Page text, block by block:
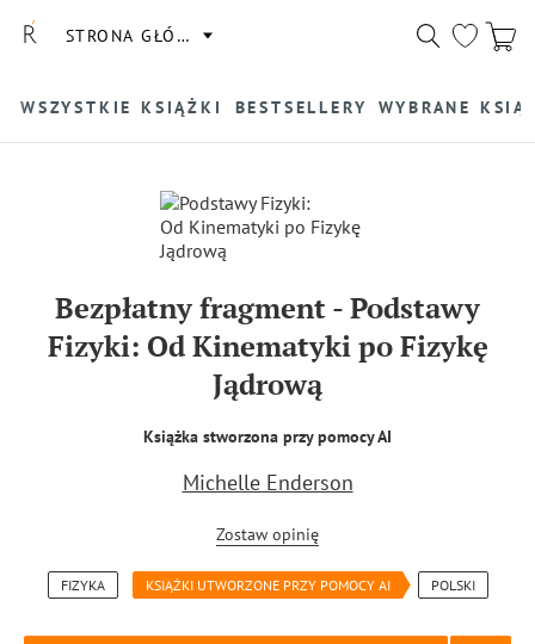
STRONA GŁÓWNA
WSZYSTKIE KSIĄŻKI BESTSELLERY WYBRANE
Bezpłatny fragment-Podstawy
Fizyki: Od Kinematyki po Fizykę
Jądrową
Książka stworzona przy pomocy AI
Michelle Enderson
Zostaw opinię
FIZYKA KSIĄŻKI UTWORZONE PRZY POMOCY AI POLSKI